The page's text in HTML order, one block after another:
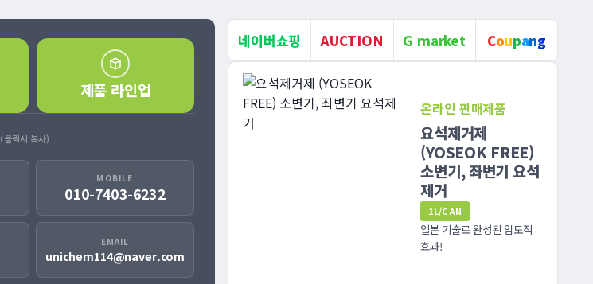
제품 라인업
(클릭시 복사)
MOBILE
010-7403-6232
EMAIL
unichem114@naver.com
네이버쇼핑 AUCTION G market Coupang
온라인 판매제품
가성소다 4.5% 수
산화나트륨,NaOH
1L/CAN
강력한 세정부터 정밀한 pH
조절, 기름때제거